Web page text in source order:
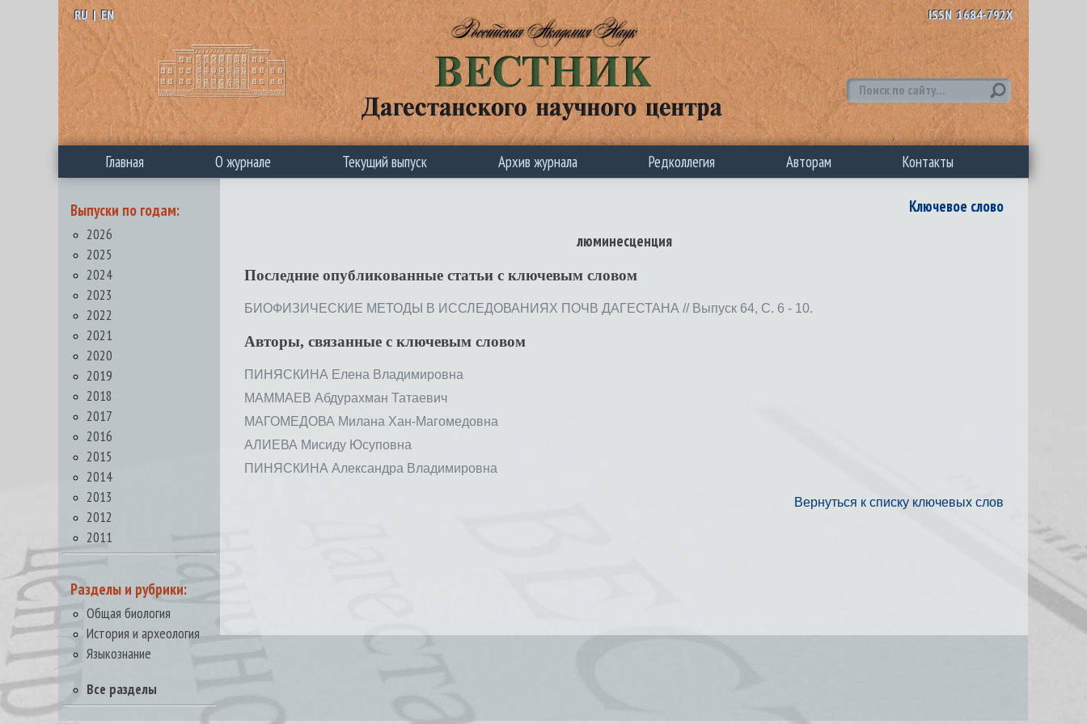
RU | EN ISSN 1684-792X
Главная О журнале Текущий выпуск Архив журнала Редколлегия Авторам Контакты
Выпуски по годам:
2026
2025
2024
2023
2022
2021
2020
2019
2018
2017
2016
2015
2014
2013
2012
2011
Разделы и рубрики:
Общая биология
История и археология
Языкознание
Все разделы
Ключевое слово
люминесценция
Последние опубликованные статьи c ключевым словом
БИОФИЗИЧЕСКИЕ МЕТОДЫ В ИССЛЕДОВАНИЯХ ПОЧВ ДАГЕСТАНА // Выпуск 64, С. 6 - 10.
Авторы, связанные с ключевым словом
ПИНЯСКИНА Елена Владимировна
МАММАЕВ Абдурахман Татаевич
МАГОМЕДОВА Милана Хан-Магомедовна
АЛИЕВА Мисиду Юсуповна
ПИНЯСКИНА Александра Владимировна
Вернуться к списку ключевых слов